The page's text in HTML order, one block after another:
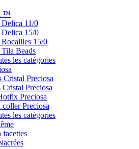
™
11/0
15/0
15/0
Beads
les catégories
Cristal Preciosa
Cristal Preciosa
Preciosa
coller Preciosa
les catégories
facettes